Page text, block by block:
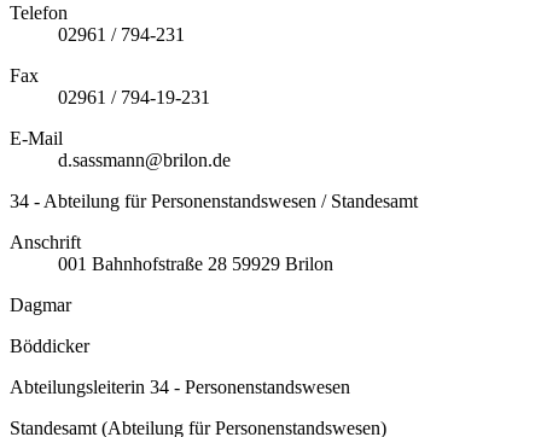
Telefon
02961 / 794-231
Fax
02961 / 794-19-231
E-Mail
d.sassmann@brilon.de
34 - Abteilung für Personenstandswesen / Standesamt
Anschrift
001 Bahnhofstraße 28 59929 Brilon
Dagmar
Böddicker
Abteilungsleiterin 34 - Personenstandswesen
Standesamt (Abteilung für Personenstandswesen)